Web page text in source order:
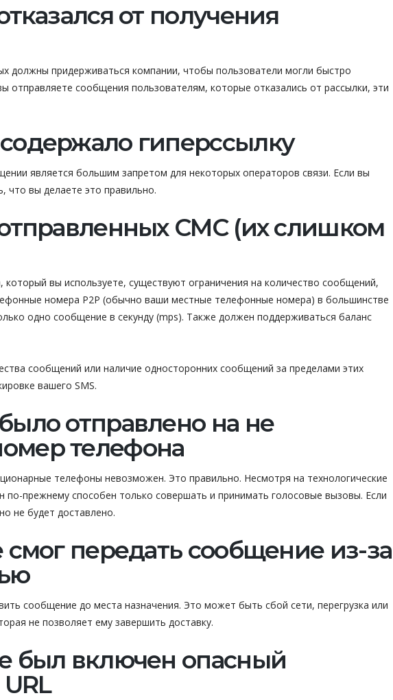
от получения
должны придерживаться компании, чтобы пользователи могли быстро
отправляете сообщения пользователям, которые отказались от рассылки, эти
гиперссылку
является большим запретом для некоторых операторов связи. Если вы
что вы делаете это правильно.
СМС (их слишком
вы используете, существуют ограничения на количество сообщений,
номера P2P (обычно ваши местные телефонные номера) в большинстве
одно сообщение в секунду (mps). Также должен поддерживаться баланс
сообщений или наличие односторонних сообщений за пределами этих
вашего SMS.
отправлено на не
телефона
телефоны невозможен. Это правильно. Несмотря на технологические
прежнему способен только совершать и принимать голосовые вызовы. Если
не будет доставлено.
смог передать сообщение из-за
сообщение до места назначения. Это может быть сбой сети, перегрузка или
не позволяет ему завершить доставку.
был включен опасный